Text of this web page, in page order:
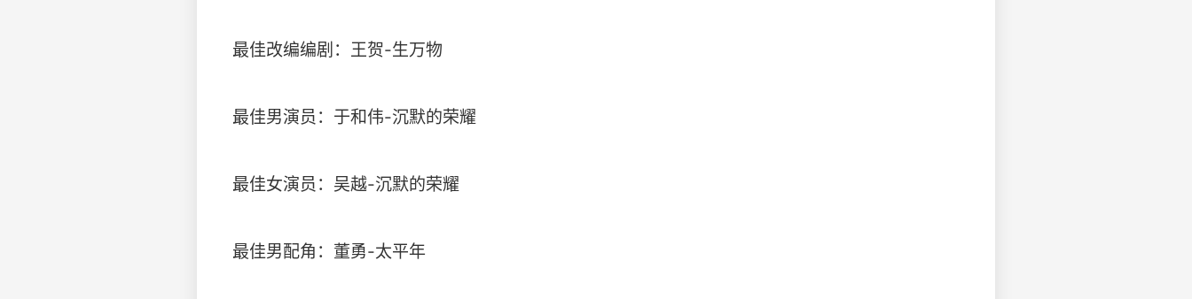
最佳改编编剧：王贺-生万物
最佳男演员：于和伟-沉默的荣耀
最佳女演员：吴越-沉默的荣耀
最佳男配角：董勇-太平年